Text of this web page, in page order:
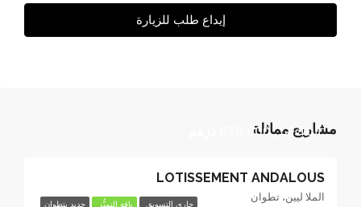
إيداع طلب للزيارة
مشاريع مماثلة
ابتداء من650.000 درهم
LOTISSEMENT ANDALOUS
الملا ليين، تطوان